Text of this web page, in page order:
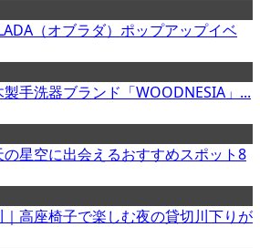
（オブラダ）ポップアップイベ
製手洗器ブランド「WOODNESIA」...
星空に出会えるおすすめスポット8
高座椅子で楽しむ夜の貸切川下りが